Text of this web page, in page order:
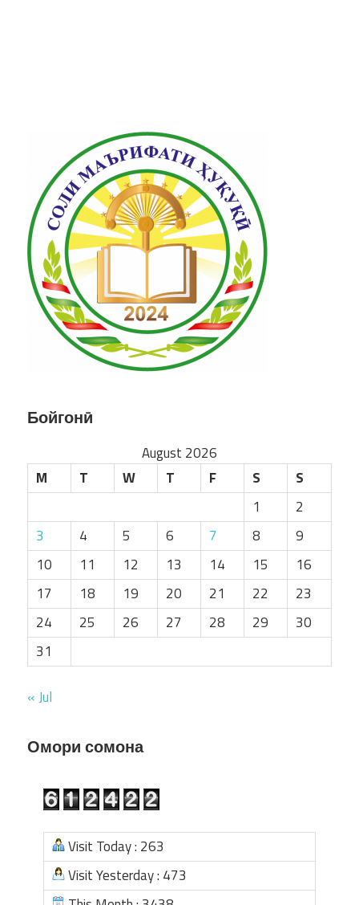
Бойгонӣ
August 2026
M
T W T F S
S
1
2
3
4 5 6 7 8
9
10
11 12 13 14 15
16
17
18 19 20 21 22
23
24
25 26 27 28 29
30
31
« Jul
Омори сомона
Visit Today : 263
Visit Yesterday : 473